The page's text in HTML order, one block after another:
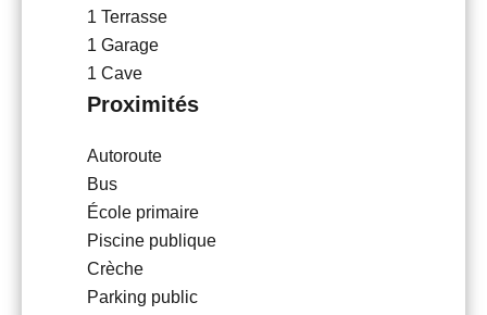
1 Terrasse
1 Garage
1 Cave
Proximités
Autoroute
Bus
École primaire
Piscine publique
Crèche
Parking public